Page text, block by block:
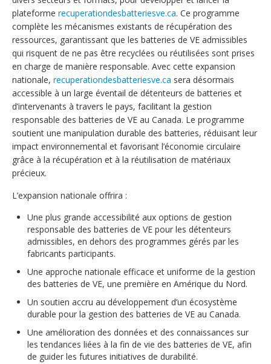
plateforme recuperationdesbatteriesve.ca. Ce programme
complète les mécanismes existants de récupération des
ressources, garantissant que les batteries de VE admissibles
qui risquent de ne pas être recyclées ou réutilisées sont prises
en charge de manière responsable. Avec cette expansion
nationale, recuperationdesbatteriesve.ca sera désormais
accessible à un large éventail de détenteurs de batteries et
d’intervenants à travers le pays, facilitant la gestion
responsable des batteries de VE au Canada. Le programme
soutient une manipulation durable des batteries, réduisant leur
impact environnemental et favorisant l’économie circulaire
grâce à la récupération et à la réutilisation de matériaux
précieux.
L’expansion nationale offrira :
Une plus grande accessibilité aux options de gestion
responsable des batteries de VE pour les détenteurs
admissibles, en dehors des programmes gérés par les
fabricants participants.
Une approche nationale efficace et uniforme de la gestion
des batteries de VE, une première en Amérique du Nord.
Un soutien accru au développement d’un écosystème
durable pour la gestion des batteries de VE au Canada.
Une amélioration des données et des connaissances sur
les tendances liées à la fin de vie des batteries de VE, afin
de guider les futures initiatives de durabilité.